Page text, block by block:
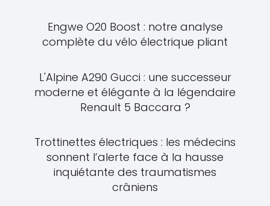
Engwe O20 Boost : notre analyse
complète du vélo électrique pliant
L'Alpine A290 Gucci : une successeur
moderne et élégante à la légendaire
Renault 5 Baccara ?
Trottinettes électriques : les médecins
sonnent l’alerte face à la hausse
inquiétante des traumatismes
crâniens